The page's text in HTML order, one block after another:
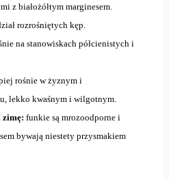
z białożółtym marginesem.
rozrośniętych kęp.
na stanowiskach półcienistych i
rośnie w żyznym i
lekko kwaśnym i wilgotnym.
zimę: funkie są mrozoodporne i
bywają niestety przysmakiem